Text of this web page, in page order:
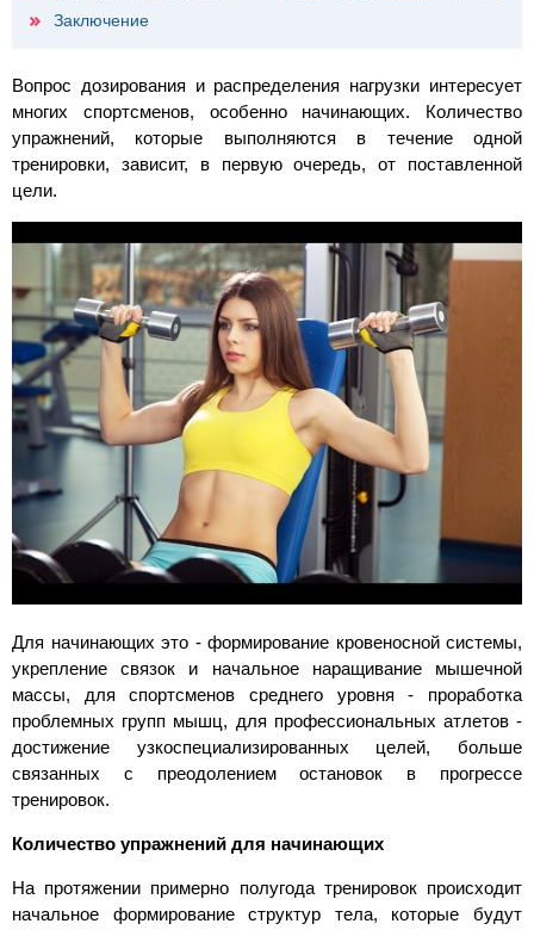
Заключение
Вопрос дозирования и распределения нагрузки интересует
многих спортсменов, особенно начинающих. Количество
упражнений, которые выполняются в течение одной
тренировки, зависит, в первую очередь, от поставленной
цели.
Для начинающих это - формирование кровеносной системы,
укрепление связок и начальное наращивание мышечной
массы, для спортсменов среднего уровня - проработка
проблемных групп мышц, для профессиональных атлетов -
достижение узкоспециализированных целей, больше
связанных с преодолением остановок в прогрессе
тренировок.
Количество упражнений для начинающих
На протяжении примерно полугода тренировок происходит
начальное формирование структур тела, которые будут